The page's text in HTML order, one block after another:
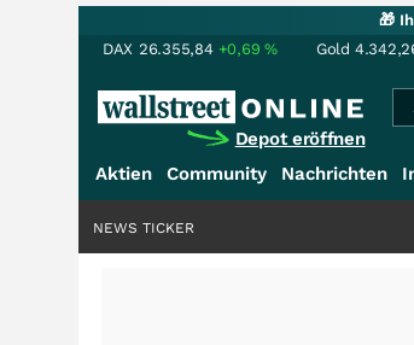
🎁
DAX 26.355,84 +0,69% Gold
Depot eröffnen
Aktien Community Nachrichten
NEWS TICKER